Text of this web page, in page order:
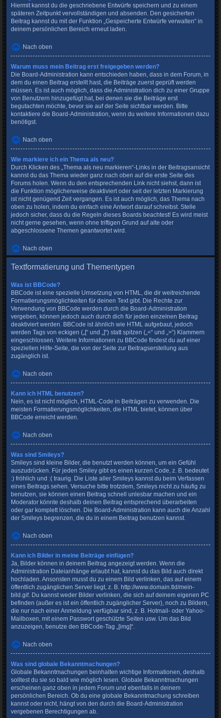
Hiermit kannst du die geschriebene Entwürfe speichern und zu einem
späteren Zeitpunkt vervollständigen und absenden. Den gesicherten
Beitrag kannst du mit der Funktion „Gespeicherte Entwürfe verwalten“ in
deinem persönlichen Bereich erneut laden.
Nach oben
Warum muss mein Beitrag erst freigegeben werden?
Die Board-Administration kann entschieden haben, dass in dem Forum, in
dem du einen Beitrag erstellt hast, die Beiträge zuerst geprüft werden
müssen. Es ist auch möglich, dass die Administration dich zu einer Gruppe
von Benutzern hinzugefügt hat, bei denen sie die Beiträge erst
begutachten möchte, bevor sie auf der Seite sichtbar werden. Bitte
kontaktiere die Board-Administration, wenn du weitere Informationen dazu
benötigst.
Nach oben
Wie markiere ich ein Thema als neu?
Durch Klicken des „Thema als neu markieren“-Links in der Beitragsansicht
kannst du das Thema wieder ganz nach oben auf die erste Seite des
Forums holen. Wenn du den entsprechenden Link nicht siehst, dann ist
die Funktion möglicherweise deaktiviert oder seit der letzten Markierung
ist nicht genügend Zeit vergangen. Es ist auch möglich, das Thema nach
oben zu holen, indem du einfach eine Antwort darauf schreibst. Stelle
jedoch sicher, dass du die Regeln dieses Boards beachtest! Es wird meist
nicht gerne gesehen, wenn ohne triftigen Grund auf alte oder
abgeschlossene Themen geantwortet wird.
Nach oben
Textformatierung und Thementypen
Was ist BBCode?
BBCode ist eine spezielle Umsetzung von HTML, die dir weitreichende
Formatierungsmöglichkeiten für deinen Text gibt. Die Rechte zur
Verwendung von BBCode werden durch die Board-Administration
vergeben, können jedoch auch durch dich für jeden einzelnen Beitrag
deaktiviert werden. BBCode ist ähnlich wie HTML aufgebaut, jedoch
werden Tags von eckigen („[“ und „]“) statt spitzen („<“ und „>“) Klammern
eingeschlossen. Weitere Informationen zu BBCode findest du auf einer
speziellen Hilfe-Seite, die von der Seite zur Beitragserstellung aus
zugänglich ist.
Nach oben
Kann ich HTML benutzen?
Nein, es ist nicht möglich, HTML-Code in Beiträgen zu verwenden. Die
meisten Formatierungsmöglichkeiten, die HTML bietet, können über
BBCode erreicht werden.
Nach oben
Was sind Smileys?
Smileys sind kleine Bilder, die benutzt werden können, um ein Gefühl
auszudrücken. Für jeden Smiley gibt es einen kurzen Code, z. B. bedeutet
:) fröhlich und :( traurig. Die Liste aller Smileys kannst du beim Verfassen
eines Beitrags sehen. Versuche bitte trotzdem, Smileys nicht zu häufig zu
benutzen, sie können einen Beitrag schnell unlesbar machen und ein
Moderator könnte deshalb deinen Beitrag entsprechend überarbeiten
oder gar komplett löschen. Die Board-Administration kann auch die Anzahl
der Smileys begrenzen, die du in einem Beitrag benutzen kannst.
Nach oben
Kann ich Bilder in meine Beiträge einfügen?
Ja, Bilder können in deinem Beitrag angezeigt werden. Wenn die
Administration Dateianhänge erlaubt hat, kannst du das Bild auch direkt
hochladen. Ansonsten musst du zu einem Bild verlinken, das auf einem
öffentlich zugänglichen Server liegt, z. B. http://www.domain.tld/mein-
bild.gif. Du kannst weder Bilder verlinken, die sich auf deinem eigenen PC
befinden (außer es ist ein öffentlich zugänglicher Server), noch zu Bildern,
die nur nach einer Anmeldung verfügbar sind, z. B. Hotmail- oder Yahoo-
Mailboxen, mit einem Passwort geschützte Seiten usw. Um das Bild
anzuzeigen, benutze den BBCode-Tag „[img]“.
Nach oben
Was sind globale Bekanntmachungen?
Globale Bekanntmachungen beinhalten wichtige Informationen, deshalb
solltest du sie so bald wie möglich lesen. Globale Bekanntmachungen
erscheinen ganz oben in jedem Forum und ebenfalls in deinem
persönlichen Bereich. Ob du eine globale Bekanntmachung schreiben
kannst oder nicht, hängt von den durch die Board-Administration
vergebenen Berechtigungen ab.